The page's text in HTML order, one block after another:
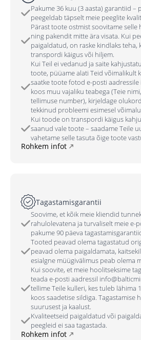
Pakume 36 kuu (3 aasta) garantiid –
peegeldab täpselt meie peeglite
Pärast toote ostmist soovitame selle
ning pakendit mitte ära visata. Kui
paigaldatud, on raske kindlaks teha,
transpordi käigus või hiljem.
Kui Teil ei vedanud ja saite
toote, püüame alati Teid võimalikult
saatke toote fotod e-posti
koos muu vajaliku teabega (Teie
tellimuse number), kirjeldage
tekkinud probleemi esimesel
Kui toode on transpordi käigus
saanud vale toote – saadame Teile
vahetame selle tasuta õige toote
Rohkem infot
Tagastamisgarantii
Soovime, et kõik meie kliendid
rahulolevatena ja turvaliselt meie e-
pakume 90 päeva
Tooted peavad olema tagastatud
peavad olema paigaldamata,
esialgne müügivälimus peab olema
Kui soovite, et meie hoolitseksime
teada e-posti aadressil
tellime Teile kulleri, kes tuleb lähima
koos saadetise sildiga. Tagastamise
suurusest ja kaalust.
Kvaliteetseid paigaldatud või
peegleid ei saa tagastada.
Rohkem infot